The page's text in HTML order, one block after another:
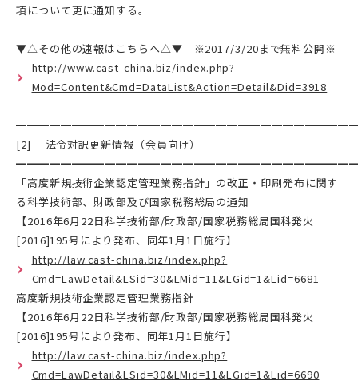
項について更に通知する。
▼△その他の速報はこちらへ△▼ ※2017/3/20まで無料公開※
http://www.cast-china.biz/index.php?
Mod=Content&Cmd=DataList&Action=Detail&Did=3918
[2] 法令対訳更新情報（会員向け）
「高度新規技術企業認定管理業務指針」の改正・印刷発布に関す
る科学技術部、財政部及び国家税務総局の通知
【2016年6月22日科学技術部/財政部/国家税務総局国科発火
[2016]195号により発布、同年1月1日施行】
http://law.cast-china.biz/index.php?
Cmd=LawDetail&LSid=30&LMid=11&LGid=1&Lid=6681
高度新規技術企業認定管理業務指針
【2016年6月22日科学技術部/財政部/国家税務総局国科発火
[2016]195号により発布、同年1月1日施行】
http://law.cast-china.biz/index.php?
Cmd=LawDetail&LSid=30&LMid=11&LGid=1&Lid=6690